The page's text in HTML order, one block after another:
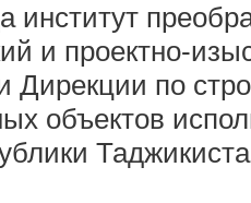
институт
и проектно-
по
объектов